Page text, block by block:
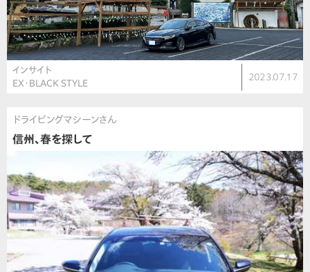
インサイト
EX・BLACK STYLE
2023.07.17
ドライビングマシーンさん
信州、春を探して